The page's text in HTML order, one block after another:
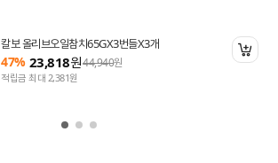
칼보 올리브오일참치65GX3번들X3개
47% 23,818원44,940원
적립금 최대 2,381원